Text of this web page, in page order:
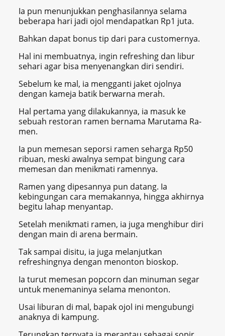
Ia pun menunjukkan penghasilannya selama
beberapa hari jadi ojol mendapatkan Rp1 juta.
Bahkan dapat bonus tip dari para customernya.
Hal ini membuatnya, ingin refreshing dan libur
sehari agar bisa menyenangkan diri sendiri.
Sebelum ke mal, ia mengganti jaket ojolnya
dengan kameja batik berwarna merah.
Hal pertama yang dilakukannya, ia masuk ke
sebuah restoran ramen bernama Marutama Ra-
men.
Ia pun memesan seporsi ramen seharga Rp50
ribuan, meski awalnya sempat bingung cara
memesan dan menikmati ramennya.
Ramen yang dipesannya pun datang. Ia
kebingungan cara memakannya, hingga akhirnya
begitu lahap menyantap.
Setelah menikmati ramen, ia juga menghibur diri
dengan main di arena bermain.
Tak sampai disitu, ia juga melanjutkan
refreshingnya dengan menonton bioskop.
Ia turut memesan popcorn dan minuman segar
untuk menemaninya selama menonton.
Usai liburan di mal, bapak ojol ini mengubungi
anaknya di kampung.